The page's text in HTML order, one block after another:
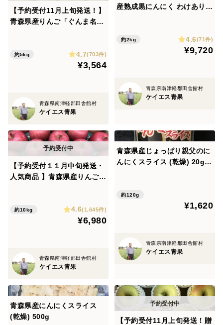
【予約受付11月上旬発送！】
青森県産りんご「ぐんま名
ト率】
約5kg 4.7(703件)
¥3,564
青森県南津軽郡田舎館村
ケイエス青果
産熟成黒にんにく わけあり 2
用 糖度50度以上
約2kg 4.6(71件)
¥9,720
青森県南津軽郡田舎館村
ケイエス青果
【予約受付１１月中旬発送・
人気商品 】青森県産りんご
光センサー選果済】
約10kg 4.6(1,645件)
¥6,980
青森県南津軽郡田舎館村
ケイエス青果
青森県産じょっぱり親父のに
んにくスライス (乾燥) 20g 6
約120g
¥1,620
青森県南津軽郡田舎館村
ケイエス青果
青森県産にんにくスライス
(乾燥) 500g
【予約受付11月上旬発送！贈